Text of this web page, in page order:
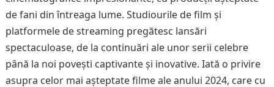
de fani din întreaga lume. Studiourile de film și
platformele de streaming pregătesc lansări
spectaculoase, de la continuări ale unor serii celebre
până la noi povești captivante și inovative. Iată o privire
asupra celor mai așteptate filme ale anului 2024, care cu